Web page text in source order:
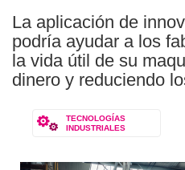
La aplicación de
podría ayudar a los
la vida útil de su
dinero y reduciendo
TECNOLOGÍAS
INDUSTRIALES